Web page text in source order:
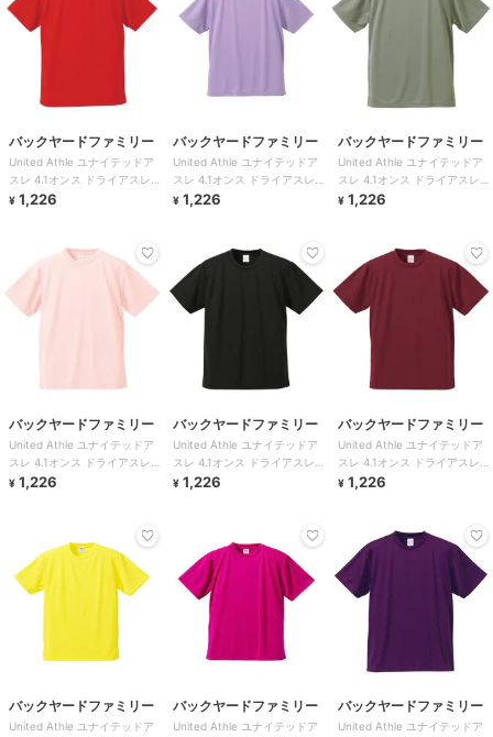
バックヤードファミリー
United Athle ユナイテッドア
スレ 4.1オンス ドライアスレチ
ック Tシャツ
¥ 1,226
バックヤードファミリー
United Athle ユナイテッドア
スレ 4.1オンス ドライアスレチ
ック Tシャツ
¥ 1,226
バックヤードファミリー
United Athle ユナイテッドア
スレ 4.1オンス ドライアスレチ
ック Tシャツ
¥ 1,226
バックヤードファミリー
United Athle ユナイテッドア
スレ 4.1オンス ドライアスレチ
ック Tシャツ
¥ 1,226
バックヤードファミリー
United Athle ユナイテッドア
スレ 4.1オンス ドライアスレチ
ック Tシャツ
¥ 1,226
バックヤードファミリー
United Athle ユナイテッドア
スレ 4.1オンス ドライアスレチ
ック Tシャツ
¥ 1,226
バックヤードファミリー
United Athle ユナイテッドア
バックヤードファミリー
United Athle ユナイテッドア
バックヤードファミリー
United Athle ユナイテッドア